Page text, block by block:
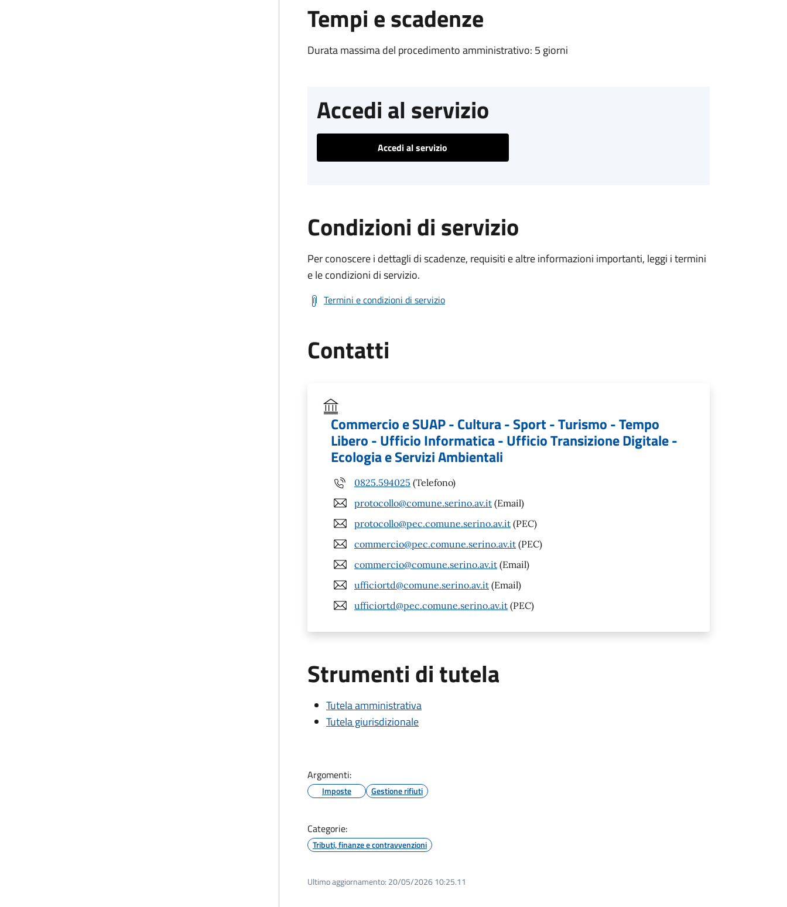
Tempi e scadenze
Durata massima del procedimento amministrativo: 5 giorni
Accedi al servizio
Accedi al servizio
Condizioni di servizio
Per conoscere i dettagli di scadenze, requisiti e altre informazioni importanti, leggi i termini
e le condizioni di servizio.
Termini e condizioni di servizio
Contatti
Commercio e SUAP - Cultura - Sport - Turismo - Tempo
Libero - Ufficio Informatica - Ufficio Transizione Digitale -
Ecologia e Servizi Ambientali
0825.594025 (Telefono)
protocollo@comune.serino.av.it (Email)
protocollo@pec.comune.serino.av.it (PEC)
commercio@pec.comune.serino.av.it (PEC)
commercio@comune.serino.av.it (Email)
ufficiortd@comune.serino.av.it (Email)
ufficiortd@pec.comune.serino.av.it (PEC)
Strumenti di tutela
Tutela amministrativa
Tutela giurisdizionale
Argomenti:
Imposte Gestione rifiuti
Categorie:
Tributi, finanze e contravvenzioni
Ultimo aggiornamento: 20/05/2026 10:25.11